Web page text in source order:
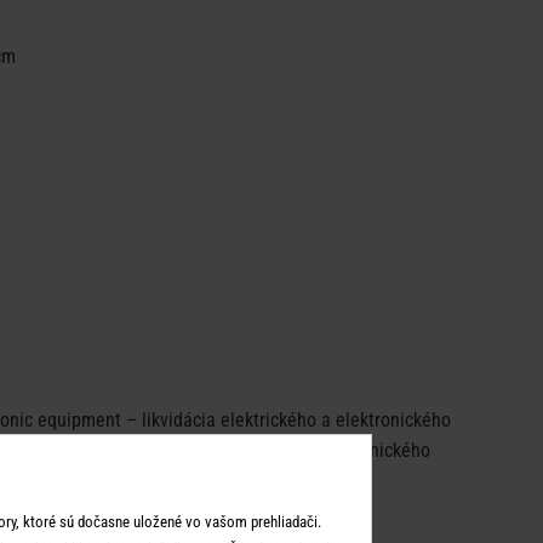
equipment – ​​likvidácia elektrického a elektronického
určených na likvidáciu elektrického a elektronického
ktoré sú dočasne uložené vo vašom prehliadači.